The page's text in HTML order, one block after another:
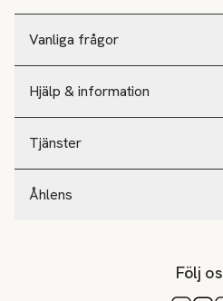
Vanliga frågor
Hjälp & information
Tjänster
Åhlens
Följ